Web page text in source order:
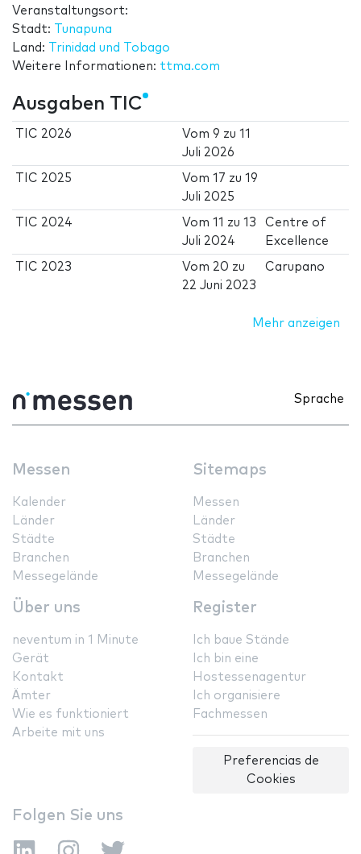
Veranstaltungsort:
Stadt:
Tunapuna
Land:
Trinidad und Tobago
Weitere Informationen: ttma.com
Ausgaben TIC
TIC 2026 Vom9 zu11
Juli 2026
TIC 2025 Vom17 zu19
Juli 2025
TIC 2024 Vom11 zu13
Juli 2024
Centre of
Excellence
TIC 2023 Vom 20 zu
22 Juni 2023
Carupano
Mehr anzeigen
Sprache
Messen
Kalender
Länder
Städte
Branchen
Messegelände
Sitemaps
Messen
Länder
Städte
Branchen
Messegelände
Über uns
neventum in 1 Minute
Gerät
Kontakt
Ämter
Wie es funktioniert
Arbeite mit uns
Register
Ich baue Stände
Ich bin eine
Hostessenagentur
Ich organisiere
Fachmessen
Preferencias de
Cookies
Folgen Sie uns